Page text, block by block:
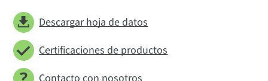
Descargar hoja de datos
Certificaciones de productos